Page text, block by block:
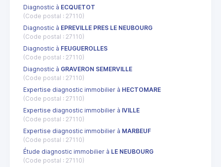
Diagnostic à ECQUETOT
(Code postal : 27110)
Diagnostic à EPREVILLE PRES LE NEUBOURG
(Code postal : 27110)
Diagnostic à FEUGUEROLLES
(Code postal : 27110)
Diagnostic à GRAVERON SEMERVILLE
(Code postal : 27110)
Expertise diagnostic immobilier à HECTOMARE
(Code postal : 27110)
Expertise diagnostic immobilier à IVILLE
(Code postal : 27110)
Expertise diagnostic immobilier à MARBEUF
(Code postal : 27110)
Étude diagnostic immobilier à LE NEUBOURG
(Code postal : 27110)